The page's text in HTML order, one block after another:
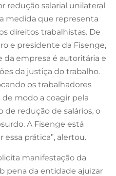
redução salarial unilateral
medida que representa
direitos trabalhistas. De
e presidente da Fisenge,
da empresa é autoritária e
da justiça do trabalho.
os trabalhadores
modo a coagir pela
de redução de salários, o
A Fisenge está
prática”, alertou.
manifestação da
pena da entidade ajuizar